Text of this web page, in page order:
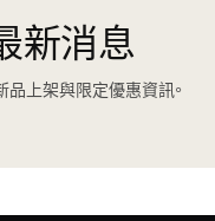
新消息
上架與限定優惠資訊。